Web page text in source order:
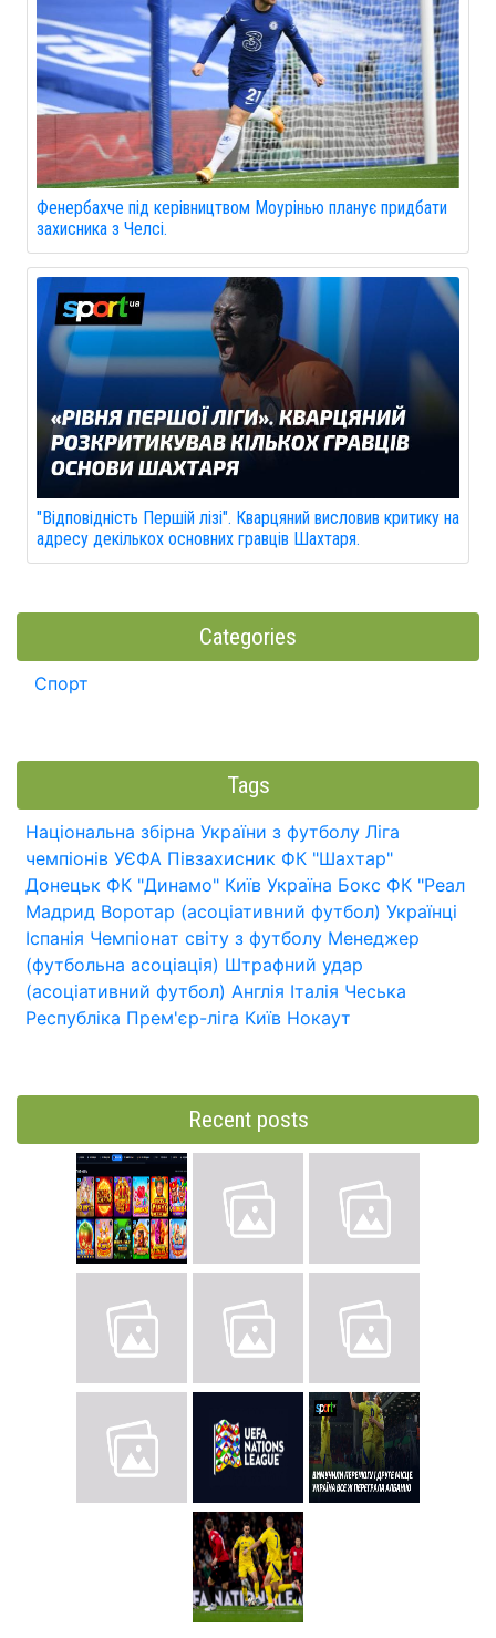
Фенербахче під керівництвом Моурінью планує придбати
захисника з Челсі.
"Відповідність Першій лізі". Кварцяний висловив критику на
адресу декількох основних гравців Шахтаря.
Categories
Спорт
Tags
Національна збірна України з футболу Ліга
чемпіонів УЄФА Півзахисник ФК "Шахтар"
Донецьк ФК "Динамо" Київ Україна Бокс ФК "Реал
Мадрид Воротар (асоціативний футбол) Українці
Іспанія Чемпіонат світу з футболу Менеджер
(футбольна асоціація) Штрафний удар
(асоціативний футбол) Англія Італія Чеська
Республіка Прем'єр-ліга Київ Нокаут
Recent posts